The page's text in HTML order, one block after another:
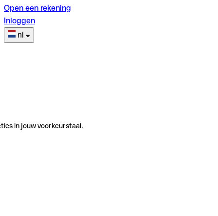
Open een rekening
Inloggen
nl
in jouw voorkeurstaal.